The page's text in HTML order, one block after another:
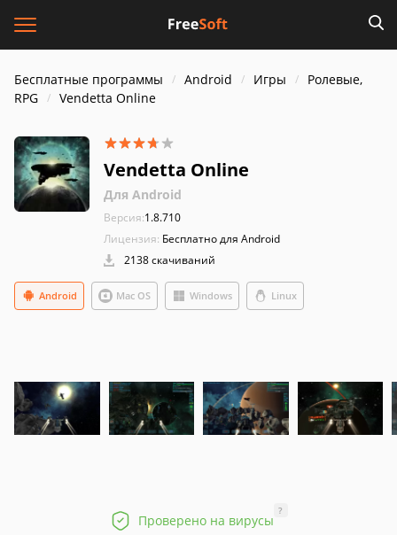
Бесплатные программы Android Игры
Ролевые,
RPG
Vendetta Online
Vendetta Online
Для Android
Версия:1.8.710
Лицензия: Бесплатно для Android
2138 скачиваний
Mac OS
Android Windows Linux
Проверено на вирусы
?